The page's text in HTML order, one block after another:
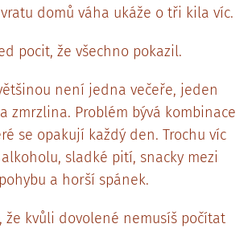
domů váha ukáže o tři kila víc.
pocit, že všechno pokazil.
není jedna večeře, jeden
zmrzlina. Problém bývá kombinace
se opakují každý den. Trochu víc
sladké pití, snacky mezi
a horší spánek.
že kvůli dovolené nemusíš počítat